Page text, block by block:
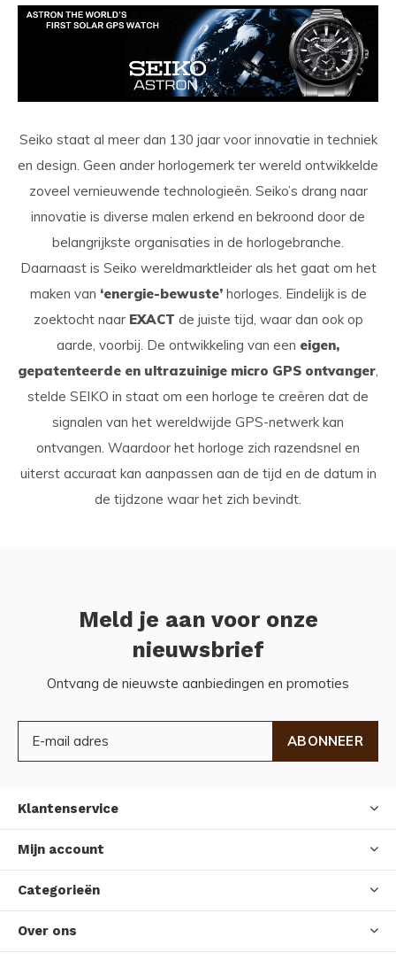
Seiko staat al meer dan 130 jaar voor innovatie in techniek
en design. Geen ander horlogemerk ter wereld ontwikkelde
zoveel vernieuwende technologieën. Seiko’s drang naar
innovatie is diverse malen erkend en bekroond door de
belangrijkste organisaties in de horlogebranche.
Daarnaast is Seiko wereldmarktleider als het gaat om het
maken van ‘energie-bewuste’horloges. Eindelijk is de
zoektocht naarEXACT de juiste tijd, waar dan ook op
aarde, voorbij. De ontwikkeling van een eigen,
gepatenteerde en ultrazuinige micro GPS ontvanger
stelde SEIKO in staat om een horloge te creëren dat de
signalen van het wereldwijde GPS-netwerk kan
ontvangen. Waardoor het horloge zich razendsnel en
uiterst accuraat kan aanpassen aan de tijd en de datum in
de tijdzone waar het zich bevindt.
Meld je aan voor onze
nieuwsbrief
Ontvang de nieuwste aanbiedingen en promoties
ABONNEER
Klantenservice
Mijn account
Categorieën
Over ons